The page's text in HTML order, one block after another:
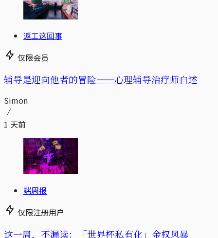
返工这回事
仅限会员
辅导是迎向他者的冒险——心理辅导治疗师自述
Simon
1 天前
端周报
仅限注册用户
这一周，不漏读：「世界杯私有化」金权风暴